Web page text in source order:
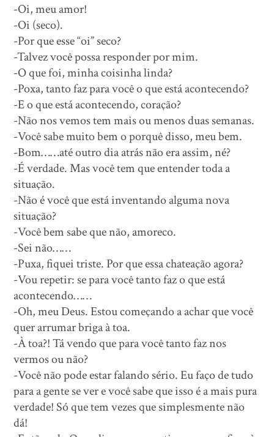
-Oi, meu amor!
-Oi (seco).
-Por que esse “oi” seco?
-Talvez você possa responder por mim.
-O que foi, minha coisinha linda?
-Poxa, tanto faz para você o que está acontecendo?
-E o que está acontecendo, coração?
-Não nos vemos tem mais ou menos duas semanas.
-Você sabe muito bem o porquê disso, meu bem.
-Bom……até outro dia atrás não era assim, né?
-É verdade. Mas você tem que entender toda a
situação.
-Não é você que está inventando alguma nova
situação?
-Você bem sabe que não, amoreco.
-Sei não……
-Puxa, fiquei triste. Por que essa chateação agora?
-Vou repetir: se para você tanto faz o que está
acontecendo……
-Oh, meu Deus. Estou começando a achar que você
quer arrumar briga à toa.
-À toa?! Tá vendo que para você tanto faz nos
vermos ou não?
-Você não pode estar falando sério. Eu faço de tudo
para a gente se ver e você sabe que isso é a mais pura
verdade! Só que tem vezes que simplesmente não
dá!